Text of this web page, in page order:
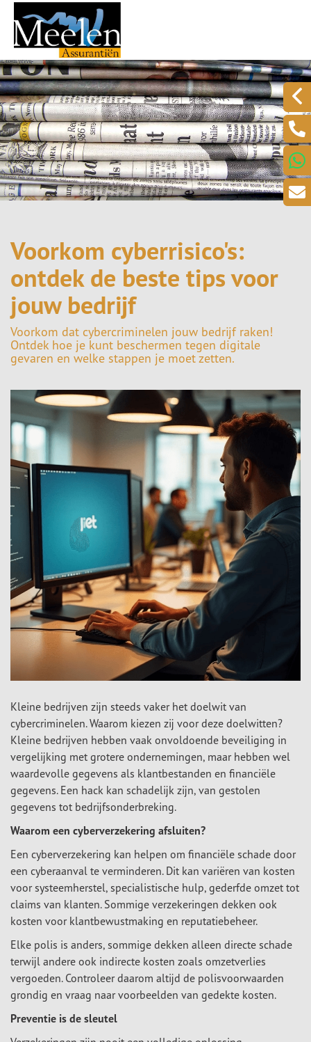
Voorkom cyberrisico's:
ontdek de beste tips voor
jouw bedrijf
Voorkom dat cybercriminelen jouw bedrijf raken!
Ontdek hoe je kunt beschermen tegen digitale
gevaren en welke stappen je moet zetten.
Kleine bedrijven zijn steeds vaker het doelwit van
cybercriminelen. Waarom kiezen zij voor deze doelwitten?
Kleine bedrijven hebben vaak onvoldoende beveiliging in
vergelijking met grotere ondernemingen, maar hebben wel
waardevolle gegevens als klantbestanden en financiële
gegevens. Een hack kan schadelijk zijn, van gestolen
gegevens tot bedrijfsonderbreking.
Waarom een cyberverzekering afsluiten?
Een cyberverzekering kan helpen om financiële schade door
een cyberaanval te verminderen. Dit kan variëren van kosten
voor systeemherstel, specialistische hulp, gederfde omzet tot
claims van klanten. Sommige verzekeringen dekken ook
kosten voor klantbewustmaking en reputatiebeheer.
Elke polis is anders, sommige dekken alleen directe schade
terwijl andere ook indirecte kosten zoals omzetverlies
vergoeden. Controleer daarom altijd de polisvoorwaarden
grondig en vraag naar voorbeelden van gedekte kosten.
Preventie is de sleutel